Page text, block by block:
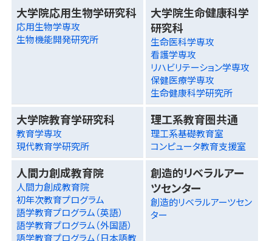
大学院応用生物学研究科
応用生物学専攻
生物機能開発研究所
大学院生命健康科学
研究科
生命医科学専攻
看護学専攻
リハビリテーション学専攻
保健医療学専攻
生命健康科学研究所
大学院教育学研究科
教育学専攻
現代教育学研究所
理工系教育圏共通
理工系基礎教育室
コンピュータ教育支援室
人間力創成教育院
人間力創成教育院
初年次教育プログラム
語学教育プログラム（英語）
語学教育プログラム（外国語）
語学教育プログラム（日本語教
創造的リベラルアー
ツセンター
創造的リベラルアーツセン
ター